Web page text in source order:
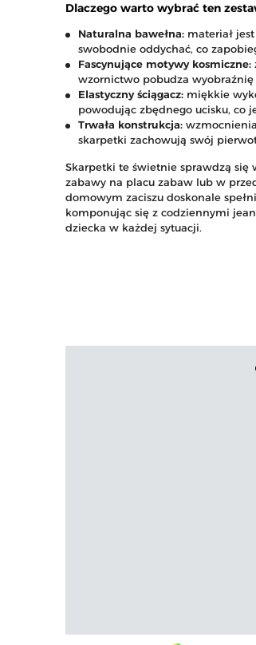
Dlaczego warto wybrać ten
Naturalna bawełna: materiał
swobodnie oddychać, co
Fascynujące motywy kosmiczne:
wzornictwo pobudza
Elastyczny ściągacz: miękkie
powodując zbędnego ucisku, co
Trwała konstrukcja:
skarpetki zachowują swój
Skarpetki te świetnie sprawdzą
zabawy na placu zabaw lub w
domowym zaciszu doskonale
komponując się z codziennymi
dziecka w każdej sytuacji.